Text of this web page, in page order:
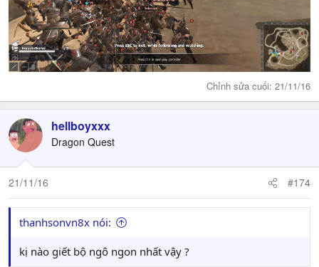
Chỉnh sửa cuối: 21/11/16
hellboyxxx
Dragon Quest
21/11/16 #174
thanhsonvn8x nói:
kị nào giết bộ ngô ngon nhất vậy ?